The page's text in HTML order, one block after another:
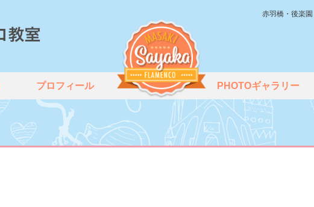
赤羽橋・後楽
プロフィール PHOTOギャラリー